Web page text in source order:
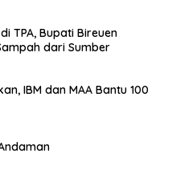
TPA, Bupati Bireuen
dari Sumber
IBM dan MAA Bantu 100